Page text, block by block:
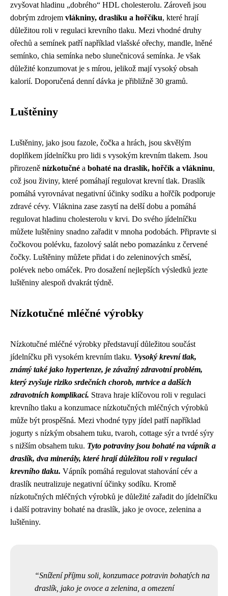
zvyšovat hladinu „dobrého“ HDL cholesterolu. Zároveň jsou
dobrým zdrojem vlákniny, draslíku a hořčíku, které hrají
důležitou roli v regulaci krevního tlaku. Mezi vhodné druhy
ořechů a semínek patří například vlašské ořechy, mandle, lněné
semínko, chia semínka nebo slunečnicová semínka. Je však
důležité konzumovat je s mírou, jelikož mají vysoký obsah
kalorií. Doporučená denní dávka je přibližně 30 gramů.
Luštěniny
Luštěniny, jako jsou fazole, čočka a hrách, jsou skvělým
doplňkem jídelníčku pro lidi s vysokým krevním tlakem. Jsou
přirozeně nízkotučné a bohaté na draslík, hořčík a vlákninu,
což jsou živiny, které pomáhají regulovat krevní tlak. Draslík
pomáhá vyrovnávat negativní účinky sodíku a hořčík podporuje
zdravé cévy. Vláknina zase zasytí na delší dobu a pomáhá
regulovat hladinu cholesterolu v krvi. Do svého jídelníčku
můžete luštěniny snadno zařadit v mnoha podobách. Připravte si
čočkovou polévku, fazolový salát nebo pomazánku z červené
čočky. Luštěniny můžete přidat i do zeleninových směsí,
polévek nebo omáček. Pro dosažení nejlepších výsledků jezte
luštěniny alespoň dvakrát týdně.
Nízkotučné mléčné výrobky
Nízkotučné mléčné výrobky představují důležitou součást
jídelníčku při vysokém krevním tlaku. Vysoký krevní tlak,
známý také jako hypertenze, je závažný zdravotní problém,
který zvyšuje riziko srdečních chorob, mrtvice a dalších
zdravotních komplikací. Strava hraje klíčovou roli v regulaci
krevního tlaku a konzumace nízkotučných mléčných výrobků
může být prospěšná. Mezi vhodné typy jídel patří například
jogurty s nízkým obsahem tuku, tvaroh, cottage sýr a tvrdé sýry
s nižším obsahem tuku. Tyto potraviny jsou bohaté na vápník a
draslík, dva minerály, které hrají důležitou roli v regulaci
krevního tlaku. Vápník pomáhá regulovat stahování cév a
draslík neutralizuje negativní účinky sodíku. Kromě
nízkotučných mléčných výrobků je důležité zařadit do jídelníčku
i další potraviny bohaté na draslík, jako je ovoce, zelenina a
luštěniny.
Snížení příjmu soli, konzumace potravin bohatých na
draslík, jako je ovoce a zelenina, a omezení